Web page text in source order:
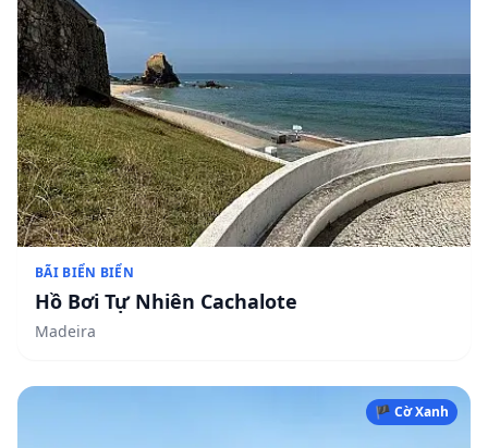
BÃI BIỂN BIỂN
Hồ Bơi Tự Nhiên Cachalote
Madeira
🏴 Cờ Xanh